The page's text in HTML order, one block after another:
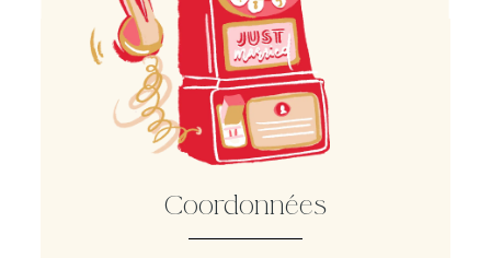
Coordonnées